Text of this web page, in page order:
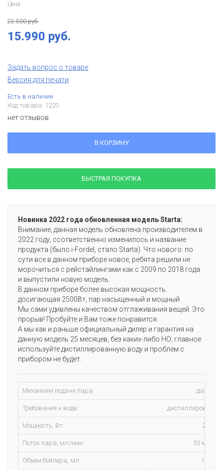
Цена:
22.500 руб.
15.990 руб.
Задать вопрос о товаре
Версия для печати
Есть в наличии
Код товара: 1220
нет отзывов
В КОРЗИНУ
БЫСТРАЯ ПОКУПКА
Новинка 2022 года обновленная модель Starta:
Внимание, данная модель обновлена производителем в
2022 году, ссответственно изменилось и название
продукта (было i-Fordel, стало Starta). Что нового: по
сути все в данном приборе новое, ребята решили не
морочиться с рейстайлингами как с 2009 по 2018 года
и выпустили новую модель.
В данном приборе более высокая мощность
досигающая 2500Вт, пар насыщенный и мощный.
Мы сами удивлены качеством отглаживания вещей. Это
прорыв! Пробуйте и Вам тоже понравится.
А мы как и раньше официальный дилер и гарантия на
данную модель 25 месяцев, без каких-либо НО, главное
используйте дистиллированную воду и проблем с
прибором не будет.
Механизм подачи пара:
Требования к воде:
Мощность, Вт: 2500
Поток пара, мл/мин: 55 мл/
Объем бойлера, мл: 1800